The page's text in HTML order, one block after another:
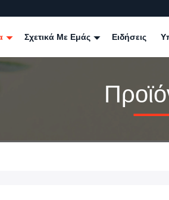
Σχετικά Με Εμάς Ειδήσεις